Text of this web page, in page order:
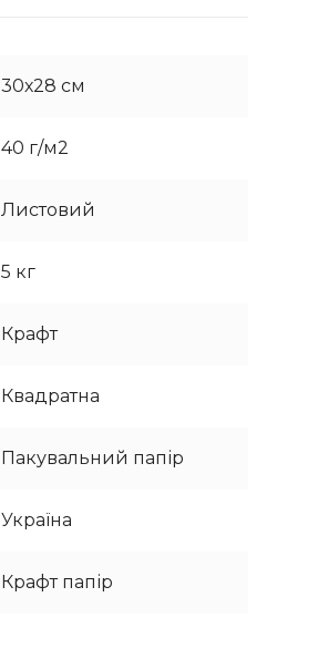
30х28 см
40 г/м2
Листовий
5 кг
Крафт
Квадратна
Пакувальний папір
Україна
Крафт папір